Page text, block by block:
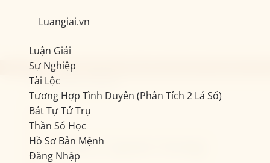
COMBO 3 BÀI TỬ VI TRỌN ĐỜI CAO CẤP 100 MỤC CHỈ
Luangiai.vn
Luận Giải
Sự Nghiệp
Tài Lộc
Tương Hợp Tình Duyên (Phân Tích 2 Lá Số)
Bát Tự Tứ Trụ
Thần Số Học
Hồ Sơ Bản Mệnh
Đăng Nhập
Hồ Sơ Bản Mệnh
Lưu ý quan trọng